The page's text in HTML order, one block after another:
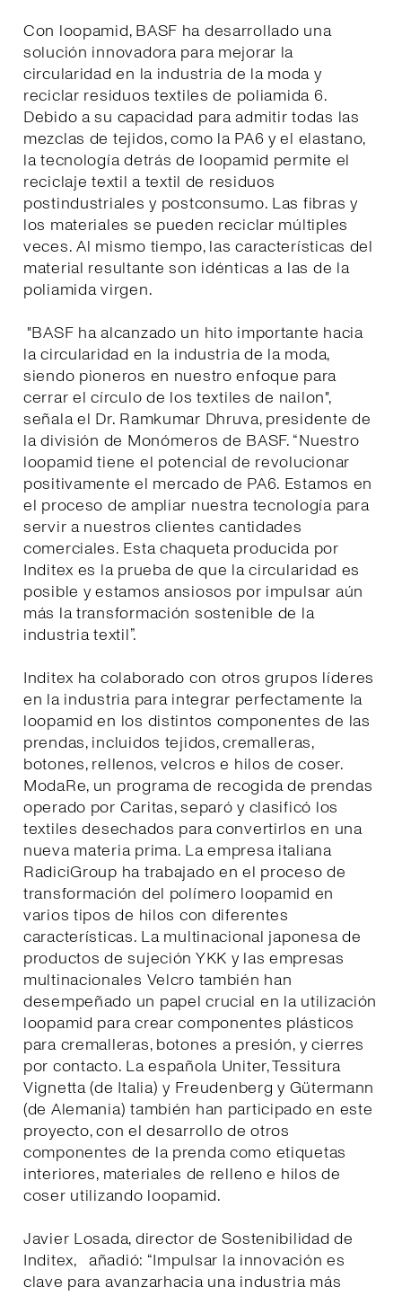
Con loopamid, BASF ha desarrollado una
solución innovadora para mejorar la
circularidad en la industria de la moda y
reciclar residuos textiles de poliamida 6.
Debido a su capacidad para admitir todas las
mezclas de tejidos, como la PA6 y el elastano,
la tecnología detrás de loopamid permite el
reciclaje textil a textil de residuos
postindustriales y postconsumo. Las fibras y
los materiales se pueden reciclar múltiples
veces. Al mismo tiempo, las características del
material resultante son idénticas a las de la
poliamida virgen.
"BASF ha alcanzado un hito importante hacia
la circularidad en la industria de la moda,
siendo pioneros en nuestro enfoque para
cerrar el círculo de los textiles de nailon",
señala el Dr. Ramkumar Dhruva, presidente de
la división de Monómeros de BASF. “Nuestro
loopamid tiene el potencial de revolucionar
positivamente el mercado de PA6. Estamos en
el proceso de ampliar nuestra tecnología para
servir a nuestros clientes cantidades
comerciales. Esta chaqueta producida por
Inditex es la prueba de que la circularidad es
posible y estamos ansiosos por impulsar aún
más la transformación sostenible de la
industria textil”.
Inditex ha colaborado con otros grupos líderes
en la industria para integrar perfectamente la
loopamid en los distintos componentes de las
prendas, incluidos tejidos, cremalleras,
botones, rellenos, velcros e hilos de coser.
ModaRe, un programa de recogida de prendas
operado por Caritas, separó y clasificó los
textiles desechados para convertirlos en una
nueva materia prima. La empresa italiana
RadiciGroup ha trabajado en el proceso de
transformación del polímero loopamid en
varios tipos de hilos con diferentes
características. La multinacional japonesa de
productos de sujeción YKK y las empresas
multinacionales Velcro también han
desempeñado un papel crucial en la utilización
loopamid para crear componentes plásticos
para cremalleras, botones a presión, y cierres
por contacto. La española Uniter, Tessitura
Vignetta (de Italia) y Freudenberg y Gütermann
(de Alemania) también han participado en este
proyecto, con el desarrollo de otros
componentes de la prenda como etiquetas
interiores, materiales de relleno e hilos de
coser utilizando loopamid.
Javier Losada, director de Sostenibilidad de
Inditex, añadió: “Impulsar la innovación es
clave para avanzarhacia una industria más